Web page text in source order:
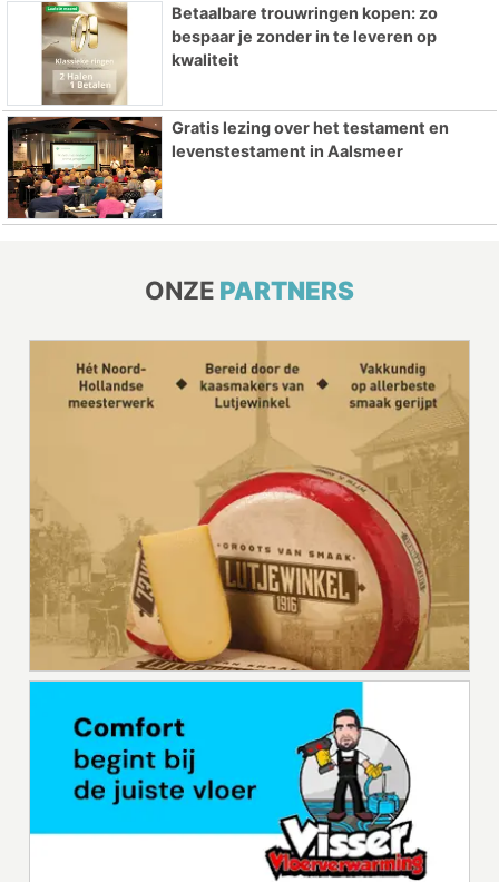
Betaalbare trouwringen kopen: zo
bespaar je zonder in te leveren op
kwaliteit
Gratis lezing over het testament en
levenstestament in Aalsmeer
ONZE PARTNERS